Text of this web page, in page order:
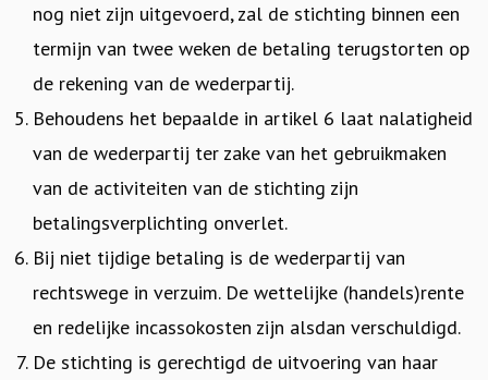
nog niet zijn uitgevoerd, zal de stichting binnen een
termijn van twee weken de betaling terugstorten op
de rekening van de wederpartij.
Behoudens het bepaalde in artikel 6 laat nalatigheid
van de wederpartij ter zake van het gebruikmaken
van de activiteiten van de stichting zijn
betalingsverplichting onverlet.
Bij niet tijdige betaling is de wederpartij van
rechtswege in verzuim. De wettelijke (handels)rente
en redelijke incassokosten zijn alsdan verschuldigd.
De stichting is gerechtigd de uitvoering van haar